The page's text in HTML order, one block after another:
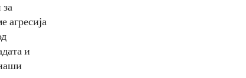
агресија
и